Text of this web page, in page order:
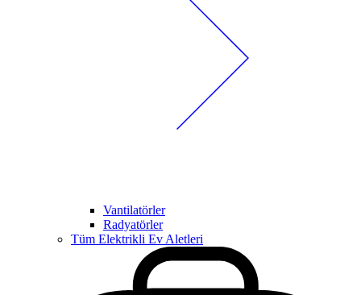
Vantilatörler
Radyatörler
Tüm Elektrikli Ev Aletleri